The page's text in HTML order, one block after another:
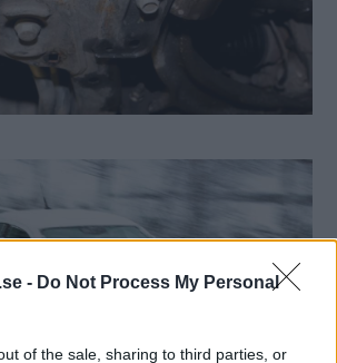
- Do Not Process My Personal
of the sale, sharing to third parties, or